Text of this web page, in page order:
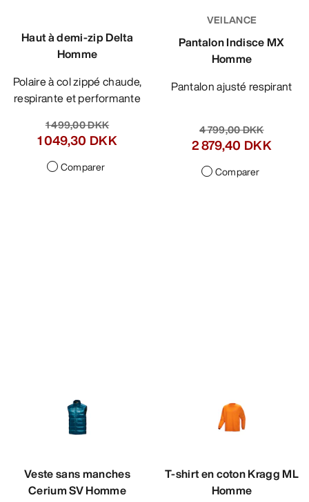
Haut à demi-zip Delta
Homme
Polaire à col zippé chaude,
respirante et performante
1 499,00 DKK
1 049,30 DKK
Comparer
VEILANCE
Pantalon Indisce MX
Homme
Pantalon ajusté respirant
4 799,00 DKK
2 879,40 DKK
Comparer
Veste sans manches
Cerium SV Homme
T-shirt en coton Kragg ML
Homme